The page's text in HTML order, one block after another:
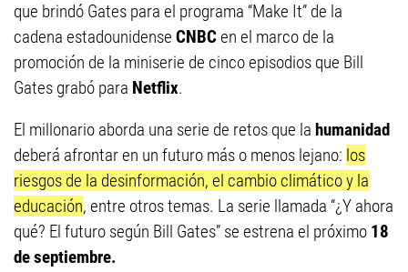
que brindó Gates para el programa “Make It” de la
cadena estadounidense CNBCen el marco de la
promoción de la miniserie de cinco episodios que Bill
Gates grabó para Netflix.
El millonario aborda una serie de retos que la humanidad
deberá afrontar en un futuro más o menos lejano: los
riesgos de la desinformación, el cambio climático y la
educación, entre otros temas. La serie llamada “¿Y ahora
qué? El futuro según Bill Gates” se estrena el próximo 18
de septiembre.